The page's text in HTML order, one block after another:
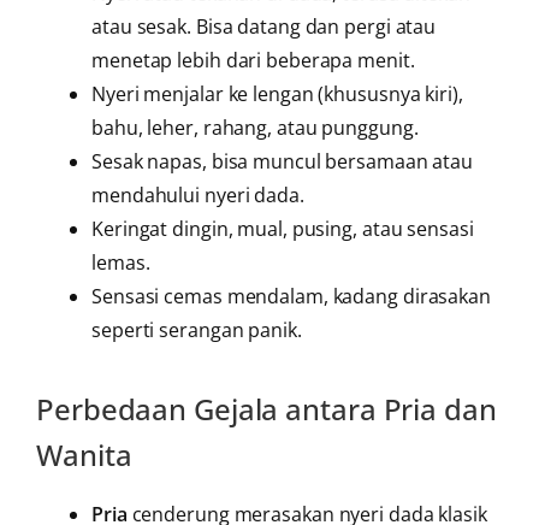
atau sesak. Bisa datang dan pergi atau
menetap lebih dari beberapa menit.
Nyeri menjalar ke lengan (khususnya kiri),
bahu, leher, rahang, atau punggung.
Sesak napas, bisa muncul bersamaan atau
mendahului nyeri dada.
Keringat dingin, mual, pusing, atau sensasi
lemas.
Sensasi cemas mendalam, kadang dirasakan
seperti serangan panik.
Perbedaan Gejala antara Pria dan
Wanita
Pria cenderung merasakan nyeri dada klasik